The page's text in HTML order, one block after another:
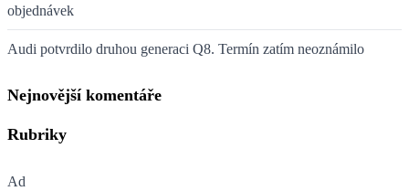
objednávek
Audi potvrdilo druhou generaci Q8. Termín zatím neoznámilo
Nejnovější komentáře
Rubriky
Ad